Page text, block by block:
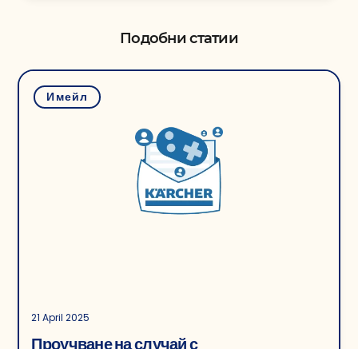
Подобни статии
Имейл
21 April 2025
Проучване на случай с